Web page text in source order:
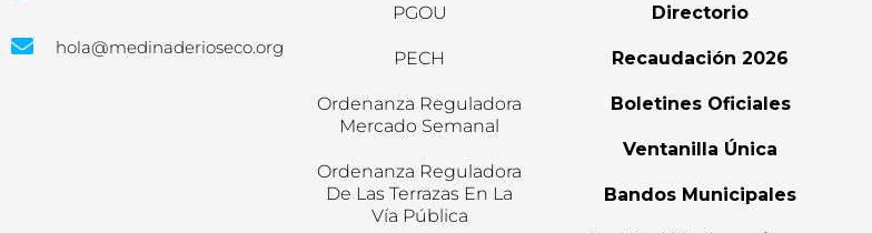
hola@medinaderioseco.org
PGOU
PECH
Ordenanza Reguladora
Mercado Semanal
Ordenanza Reguladora
De Las Terrazas En La
Vía Pública
Directorio
Recaudación 2026
Boletines Oficiales
Ventanilla Única
Bandos Municipales